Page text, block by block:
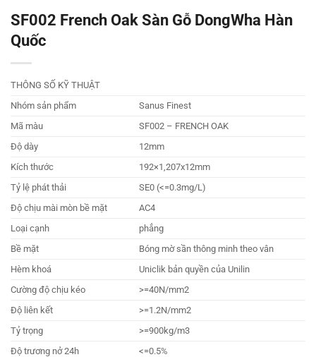
SF002 French Oak Sàn Gỗ DongWha Hàn
Quốc
THÔNG SỐ KỸ THUẬT
Nhóm sản phẩm
Sanus Finest
Mã màu
SF002 – FRENCH OAK
Độ dày
12mm
Kích thước
192×1,207x12mm
Tỷ lệ phát thải
SE0 (<=0.3mg/L)
Độ chịu mài mòn bề mặt
AC4
Loại cạnh
phẳng
Bề mặt
Bóng mờ sần thông minh theo vân
Hèm khoá
Uniclik bản quyền của Unilin
Cường độ chịu kéo
>=40N/mm2
Độ liên kết
>=1.2N/mm2
Tỷ trọng
>=900kg/m3
Độ trương nở 24h
<=0.5%